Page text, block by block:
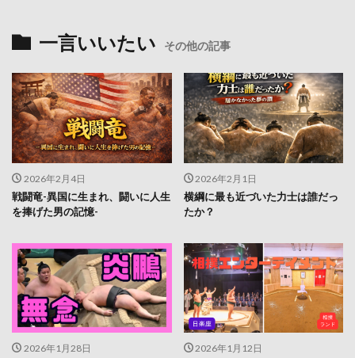
一言いいたい その他の記事
2026年2月4日
戦闘竜-異国に生まれ、闘いに人生
を捧げた男の記憶-
2026年2月1日
横綱に最も近づいた力士は誰だっ
たか？
2026年1月28日 2026年1月12日